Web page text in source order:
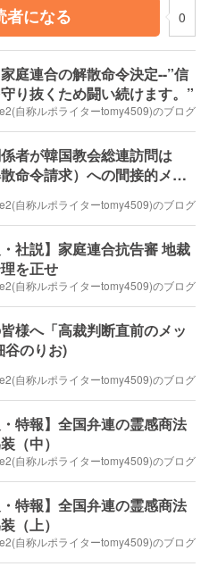
者になる
0
庭連合の解散命令決定--”信
り抜くため闘い続けます。”
自称ルポライターtomy4509)のブログ
者が韓国教会総連訪問は
散命令請求）への間接的メッ
自称ルポライターtomy4509)のブログ
・社説】家庭連合抗告審 地裁
を正せ
自称ルポライターtomy4509)のブログ
様へ「高裁判断直前のメッ
谷のりお)
自称ルポライターtomy4509)のブログ
・特報】全国弁連の霊感商法
（中）
自称ルポライターtomy4509)のブログ
・特報】全国弁連の霊感商法
（上）
自称ルポライターtomy4509)のブログ